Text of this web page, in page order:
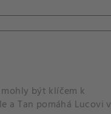
být klíčem k
a Tan pomáhá Lucovi v